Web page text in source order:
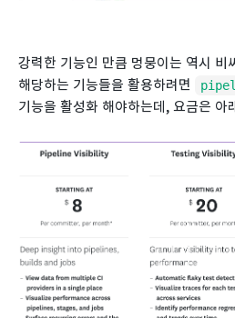
강력한 기능인 만큼 멍뭉이는 역시 비
해당하는 기능들을 활용하려면
기능을 활성화 해야하는데, 요금은 아